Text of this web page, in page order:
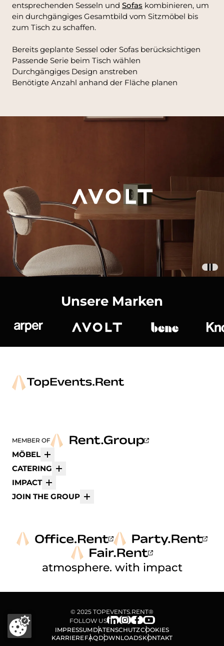
entsprechenden Sesseln und Sofas kombinieren, um
ein durchgängiges Gesamtbild vom Sitzmöbel bis
zum Tisch zu schaffen.
Bereits geplante Sessel oder Sofas berücksichtigen
Passende Serie beim Tisch wählen
Durchgängiges Design anstreben
Benötigte Anzahl anhand der Fläche planen
Unsere Marken
MEMBER OF
MÖBEL
CATERING
IMPACT
JOIN THE GROUP
atmosphere. with impact
© 2025 TOPEVENTS.RENT®
FOLLOW US
IMPRESSUMDATENSCHUTZCOOKIES
KARRIEREFAQDOWNLOADSKONTAKT